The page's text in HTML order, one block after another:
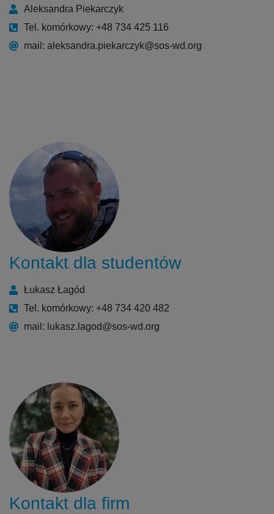
Aleksandra Piekarczyk
Tel. komórkowy: +48 734 425 116
mail: aleksandra.piekarczyk@sos-wd.org
Kontakt dla studentów
Łukasz Łagód
Tel. komórkowy: +48 734 420 482
mail: lukasz.lagod@sos-wd.org
Kontakt dla firm